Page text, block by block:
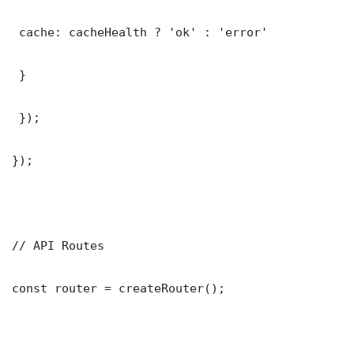
cache: cacheHealth ? 'ok' : 'error'
}
});
});
// API Routes
const router = createRouter();